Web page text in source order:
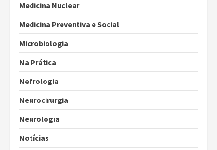
Medicina Nuclear
Medicina Preventiva e Social
Microbiologia
Na Prática
Nefrologia
Neurocirurgia
Neurologia
Notícias